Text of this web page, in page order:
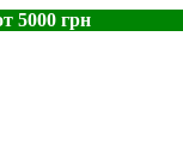
5000 грн